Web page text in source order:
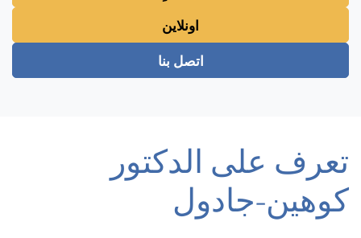
اونلاين
اتصل بنا
تعرف على الدكتور
كوهين-جادول